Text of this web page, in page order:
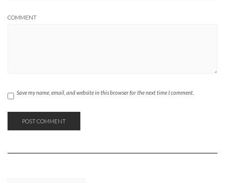
COMMENT
Save my name, email, and website in this browser for the next time I comment.